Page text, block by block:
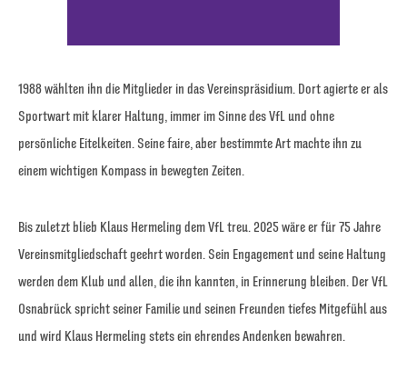
1988 wählten ihn die Mitglieder in das Vereinspräsidium. Dort agierte er als
Sportwart mit klarer Haltung, immer im Sinne des VfL und ohne
persönliche Eitelkeiten. Seine faire, aber bestimmte Art machte ihn zu
einem wichtigen Kompass in bewegten Zeiten.
Bis zuletzt blieb Klaus Hermeling dem VfL treu. 2025 wäre er für 75 Jahre
Vereinsmitgliedschaft geehrt worden. Sein Engagement und seine Haltung
werden dem Klub und allen, die ihn kannten, in Erinnerung bleiben. Der VfL
Osnabrück spricht seiner Familie und seinen Freunden tiefes Mitgefühl aus
und wird Klaus Hermeling stets ein ehrendes Andenken bewahren.